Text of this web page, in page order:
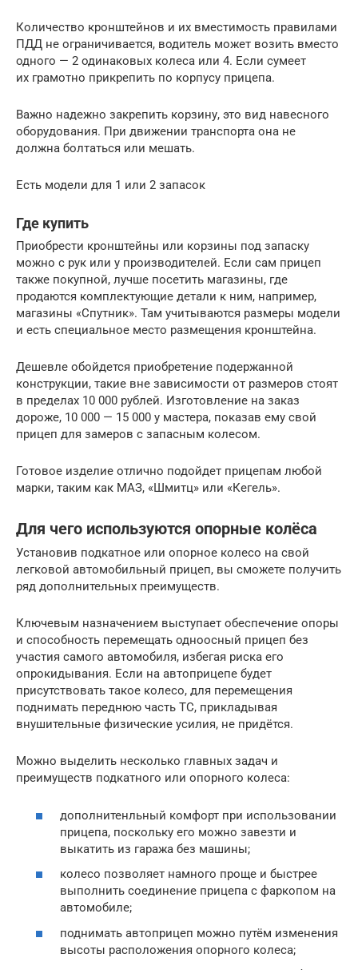
Количество кронштейнов и их вместимость правилами
ПДД не ограничивается, водитель может возить вместо
одного — 2 одинаковых колеса или 4. Если сумеет
их грамотно прикрепить по корпусу прицепа.
Важно надежно закрепить корзину, это вид навесного
оборудования. При движении транспорта она не
должна болтаться или мешать.
Есть модели для 1 или 2 запасок
Где купить
Приобрести кронштейны или корзины под запаску
можно с рук или у производителей. Если сам прицеп
также покупной, лучше посетить магазины, где
продаются комплектующие детали к ним, например,
магазины «Спутник». Там учитываются размеры модели
и есть специальное место размещения кронштейна.
Дешевле обойдется приобретение подержанной
конструкции, такие вне зависимости от размеров стоят
в пределах 10 000 рублей. Изготовление на заказ
дороже, 10 000 — 15 000 у мастера, показав ему свой
прицеп для замеров с запасным колесом.
Готовое изделие отлично подойдет прицепам любой
марки, таким как МАЗ, «Шмитц» или «Кегель».
Для чего используются опорные колёса
Установив подкатное или опорное колесо на свой
легковой автомобильный прицеп, вы сможете получить
ряд дополнительных преимуществ.
Ключевым назначением выступает обеспечение опоры
и способность перемещать одноосный прицеп без
участия самого автомобиля, избегая риска его
опрокидывания. Если на автоприцепе будет
присутствовать такое колесо, для перемещения
поднимать переднюю часть ТС, прикладывая
внушительные физические усилия, не придётся.
Можно выделить несколько главных задач и
преимуществ подкатного или опорного колеса:
дополнитенльный комфорт при использовании
прицепа, поскольку его можно завезти и
выкатить из гаража без машины;
колесо позволяет намного проще и быстрее
выполнить соединение прицепа с фаркопом на
автомобиле;
поднимать автоприцеп можно путём изменения
высоты расположения опорного колеса;